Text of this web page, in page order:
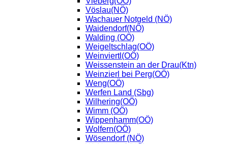
Vöslau(NÖ)
Wachauer Notgeld (NÖ)
Waidendorf(NÖ)
Walding (OÖ)
Weigeltschlag(OÖ)
Weinviertl(OÖ)
Weissenstein an der Drau(Ktn)
Weinzierl bei Perg(OÖ)
Weng(OÖ)
Werfen Land (Sbg)
Wilhering(OÖ)
Wimm (OÖ)
Wippenhamm(OÖ)
Wolfern(OÖ)
Wösendorf (NÖ)